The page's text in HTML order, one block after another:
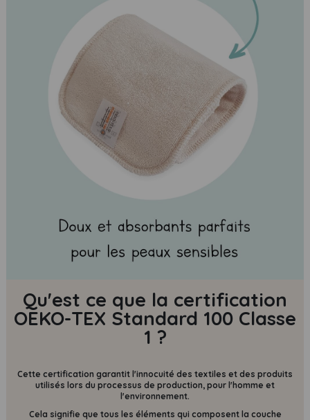
Qu'est ce que la certification
OEKO-TEX Standard 100 Classe
1 ?
Cette certification garantit l'innocuité des textiles et des produits
utilisés lors du processus de production, pour l'homme et
l'environnement.
Cela signifie que tous les éléments qui composent la couche